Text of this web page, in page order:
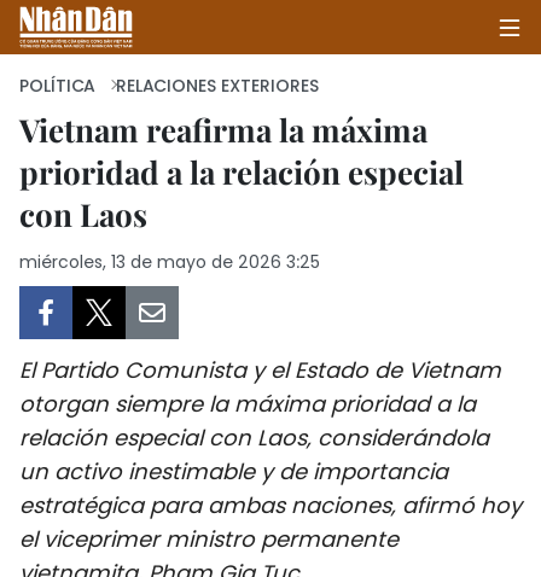
INICIO
SALUD - MEDIO AMBIENTE
CULTURA - ENTRETENIMIENTO
INTERNACIONAL
DEPORTES
POLÍTICA RELACIONES EXTERIORES
Vietnam reafirma la máxima
prioridad a la relación especial
con Laos
miércoles, 13 de mayo de 2026 3:25
El Partido Comunista y el Estado de Vietnam
otorgan siempre la máxima prioridad a la
relación especial con Laos, considerándola
un activo inestimable y de importancia
estratégica para ambas naciones, afirmó hoy
el viceprimer ministro permanente